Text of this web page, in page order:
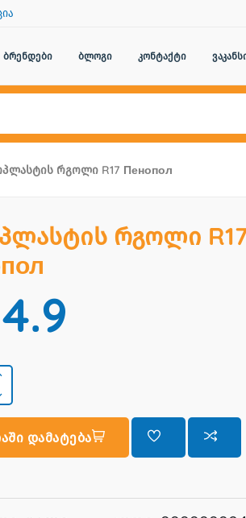
ბრენდები ბლოგი კონტაქტი
Რგოლი R17 Пенопол
რგოლი
დამატება